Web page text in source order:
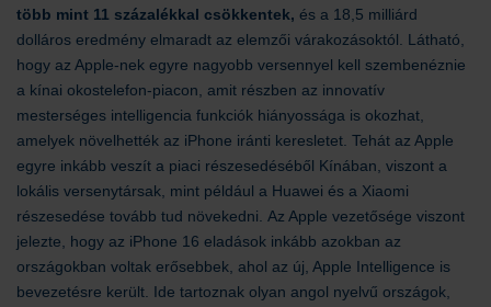
több mint 11 százalékkal csökkentek, és a 18,5 milliárd
dolláros eredmény elmaradt az elemzői várakozásoktól. Látható,
hogy az Apple-nek egyre nagyobb versennyel kell szembenéznie
a kínai okostelefon-piacon, amit részben az innovatív
mesterséges intelligencia funkciók hiányossága is okozhat,
amelyek növelhették az iPhone iránti keresletet. Tehát az Apple
egyre inkább veszít a piaci részesedéséből Kínában, viszont a
lokális versenytársak, mint például a Huawei és a Xiaomi
részesedése tovább tud növekedni. Az Apple vezetősége viszont
jelezte, hogy az iPhone 16 eladások inkább azokban az
országokban voltak erősebbek, ahol az új, Apple Intelligence is
bevezetésre került. Ide tartoznak olyan angol nyelvű országok,